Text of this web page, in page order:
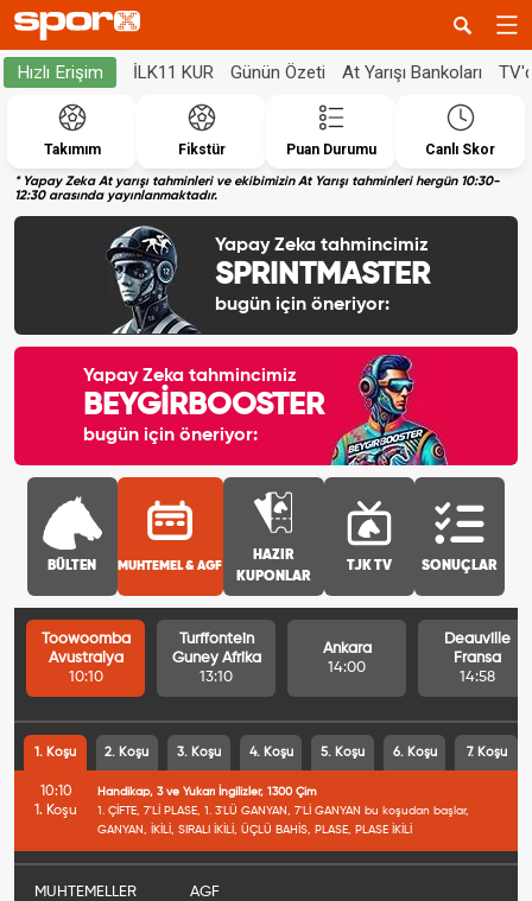
Hızlı Erişim İLK11 KUR Günün Özeti At Yarışı Bankoları
Takımım Fikstür Puan Durumu Canlı Skor
* Yapay Zeka At yarışı tahminleri ve ekibimizin At Yarışı tahminleri hergün 10:30-
12:30 arasında yayınlanmaktadır.
Yapay Zeka tahmincimiz
SPRINTMASTER
bugün için öneriyor:
Yapay Zeka tahmincimiz
BEYGİRBOOSTER
bugün için öneriyor:
BÜLTEN MUHTEMEL & AGF
HAZIR
KUPONLAR
TJK TV SONUÇLAR
Toowoomba
Avustralya
10:10
Turffontein
Guney Afrika
13:10
Ankara
14:00
Deauville
Fransa
14:58
1. Koşu 2. Koşu 3. Koşu 4. Koşu 5. Koşu 6. Koşu 7. Koşu
10:10
1. Koşu
Handikap, 3 ve Yukarı İngilizler, 1300 Çim
1. ÇİFTE, 7'Lİ PLASE, 1. 3'LÜ GANYAN, 7'Lİ GANYAN bu koşudan başlar,
GANYAN, İKİLİ, SIRALI İKİLİ, ÜÇLÜ BAHİS, PLASE, PLASE İKİLİ
MUHTEMELLER AGF